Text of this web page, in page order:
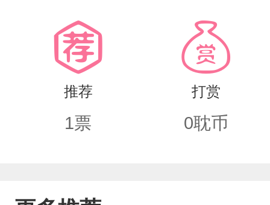
推荐
1票
打赏
0耽币